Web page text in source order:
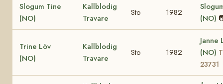
Slogum Tine
(NO)
Kallblodig
Travare
Sto 1982
(NO)
Trine Löv
(NO)
Kallblodig
Travare
Sto 1982
Janne
(NO)
23731